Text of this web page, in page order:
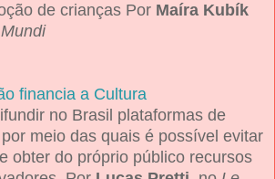
de crianças Por Maíra Kubík
financia a Cultura
no Brasil plataformas de
meio das quais é possível evitar
obter do próprio público recursos